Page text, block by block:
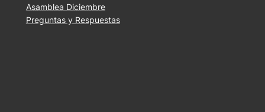
Asamblea Diciembre
Preguntas y Respuestas